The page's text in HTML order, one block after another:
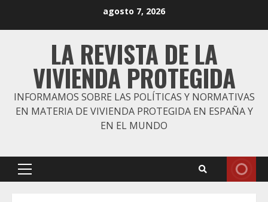
agosto 7, 2026
LA REVISTA DE LA
VIVIENDA PROTEGIDA
INFORMAMOS SOBRE LAS POLÍTICAS Y NORMATIVAS
EN MATERIA DE VIVIENDA PROTEGIDA EN ESPAÑA Y
EN EL MUNDO
Menú